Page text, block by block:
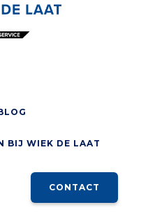
BIJ WIEK DE LAAT
CONTACT